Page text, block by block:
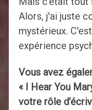
Alors, j'ai juste
mystérieux.
expérience
Vous avez
« I Hear You
votre rôle